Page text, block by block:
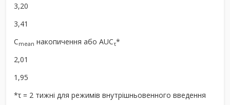
3,20
3,41
Cmean накопичення або AUCτ*
2,01
1,95
*τ = 2 тижні для режимів внутрішньовенного введення